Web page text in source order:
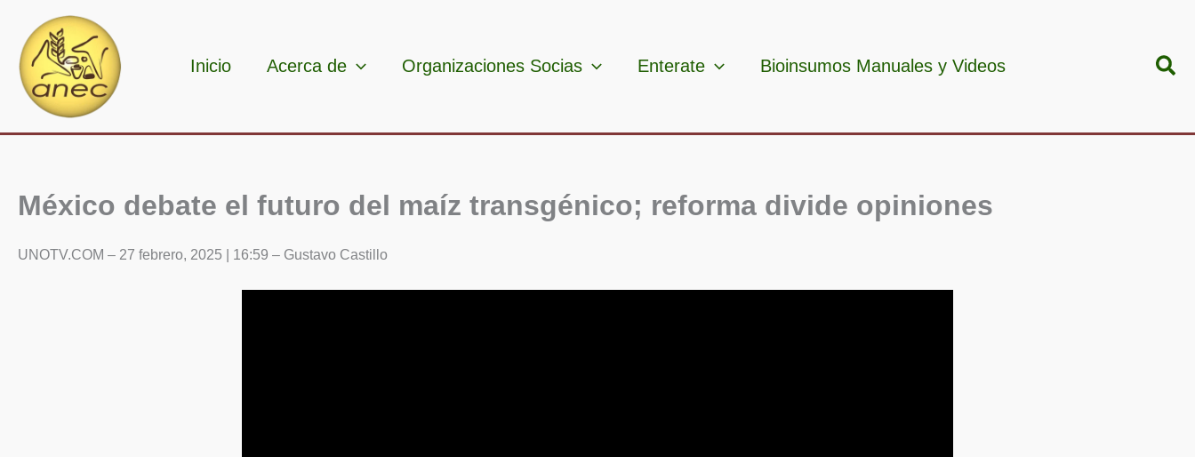
contenido
Inicio Acerca de Organizaciones Socias Enterate Bioinsumos Manuales y Videos
México debate el futuro del maíz transgénico; reforma divide opiniones
UNOTV.COM – 27 febrero, 2025 | 16:59 – Gustavo Castillo